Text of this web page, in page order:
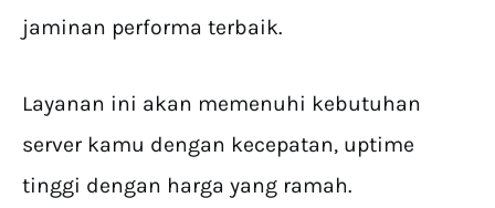
jaminan performa terbaik.
Layanan ini akan memenuhi kebutuhan
server kamu dengan kecepatan, uptime
tinggi dengan harga yang ramah.